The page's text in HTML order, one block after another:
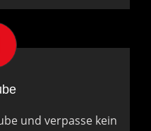
und verpasse kein